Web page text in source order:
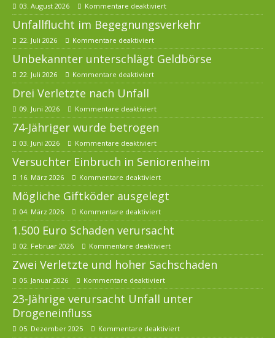
03. August 2026 Kommentare deaktiviert
Unfallflucht im Begegnungsverkehr
22. Juli 2026 Kommentare deaktiviert
Unbekannter unterschlägt Geldbörse
22. Juli 2026 Kommentare deaktiviert
Drei Verletzte nach Unfall
09. Juni 2026 Kommentare deaktiviert
74-Jähriger wurde betrogen
03. Juni 2026 Kommentare deaktiviert
Versuchter Einbruch in Seniorenheim
16. März 2026 Kommentare deaktiviert
Mögliche Giftköder ausgelegt
04. März 2026 Kommentare deaktiviert
1.500 Euro Schaden verursacht
02. Februar 2026 Kommentare deaktiviert
Zwei Verletzte und hoher Sachschaden
05. Januar 2026 Kommentare deaktiviert
23-Jährige verursacht Unfall unter
Drogeneinfluss
05. Dezember 2025 Kommentare deaktiviert